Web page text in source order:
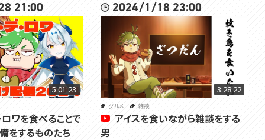
21:00
5:01:23
ロワを食べることで
をするものたち
2024/1/18 23:00
3:28:22
グルメ 雑談
アイスを食いながら雑談をする
男